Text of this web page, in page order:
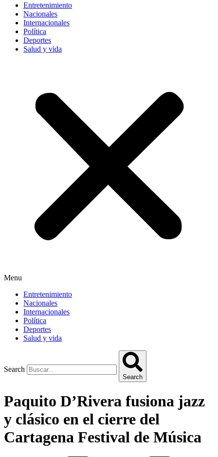
Entretenimiento
Nacionales
Internacionales
Política
Deportes
Salud y vida
Menu
Entretenimiento
Nacionales
Internacionales
Política
Deportes
Salud y vida
Search
Search
Paquito D’Rivera fusiona jazz
y clásico en el cierre del
Cartagena Festival de Música